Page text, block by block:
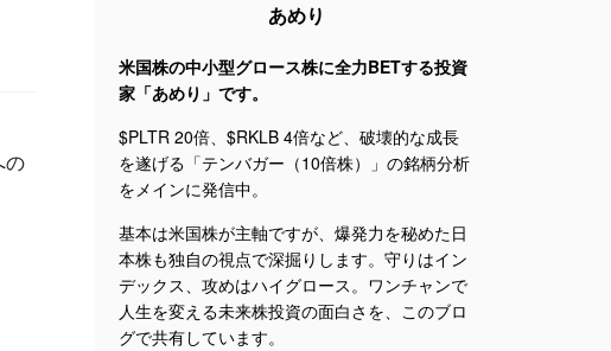
の
あめり
米国株の中小型グロース株に全力BETする投資
家「あめり」です。
$PLTR 20倍、$RKLB 4倍など、破壊的な成長
を遂げる「テンバガー（10倍株）」の銘柄分析
をメインに発信中。
基本は米国株が主軸ですが、爆発力を秘めた日
本株も独自の視点で深掘りします。守りはイン
デックス、攻めはハイグロース。ワンチャンで
人生を変える未来株投資の面白さを、このブロ
グで共有しています。